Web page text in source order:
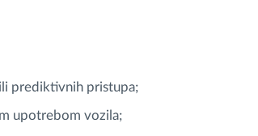
prediktivnih pristupa;
upotrebom vozila;